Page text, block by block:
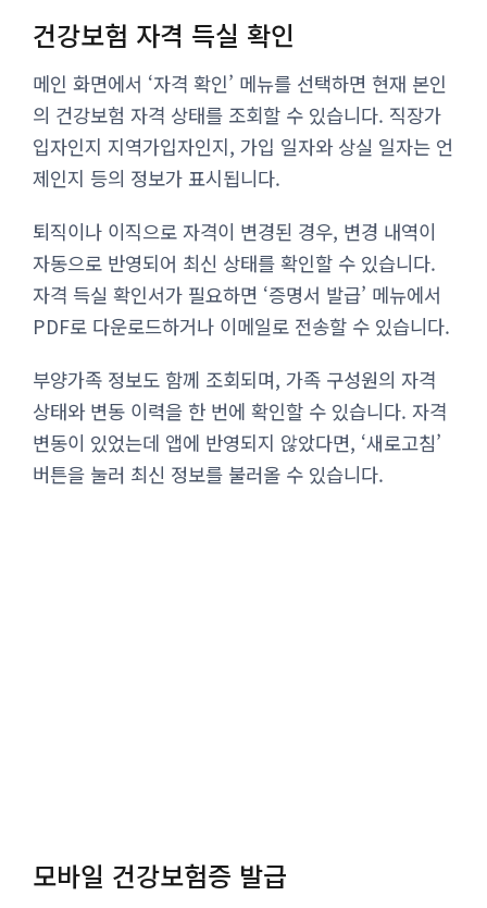
건강보험 자격 득실 확인
메인 화면에서 ‘자격 확인’ 메뉴를 선택하면 현재 본인
의 건강보험 자격 상태를 조회할 수 있습니다. 직장가
입자인지 지역가입자인지, 가입 일자와 상실 일자는 언
제인지 등의 정보가 표시됩니다.
퇴직이나 이직으로 자격이 변경된 경우, 변경 내역이
자동으로 반영되어 최신 상태를 확인할 수 있습니다.
자격 득실 확인서가 필요하면 ‘증명서 발급’ 메뉴에서
PDF로 다운로드하거나 이메일로 전송할 수 있습니다.
부양가족 정보도 함께 조회되며, 가족 구성원의 자격
상태와 변동 이력을 한 번에 확인할 수 있습니다. 자격
변동이 있었는데 앱에 반영되지 않았다면, ‘새로고침’
버튼을 눌러 최신 정보를 불러올 수 있습니다.
모바일 건강보험증 발급